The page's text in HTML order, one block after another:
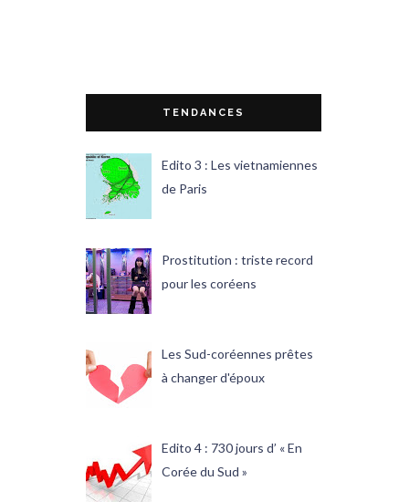
TENDANCES
Edito 3 : Les vietnamiennes
de Paris
Prostitution : triste record
pour les coréens
Les Sud-coréennes prêtes
à changer d'époux
Edito 4 : 730 jours d’ « En
Corée du Sud »